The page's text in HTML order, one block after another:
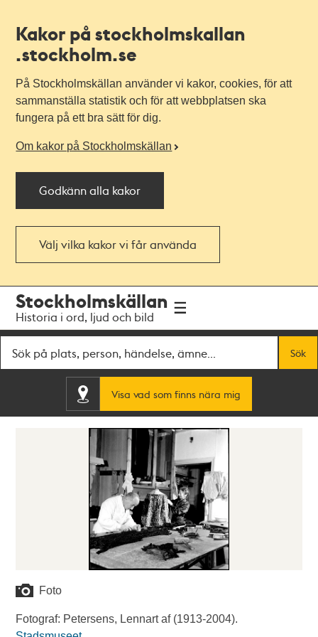
Kakor på stockholmskallan
.stockholm.se
På Stockholmskällan använder vi kakor, cookies, för att
sammanställa statistik och för att webbplatsen ska
fungera på ett bra sätt för dig.
Om kakor på Stockholmskällan
Godkänn alla kakor
Välj vilka kakor vi får använda
navigationen
huvudinnehållet
Stockholmskällan
Historia i ord, ljud och bild
Sök
Visa vad som finns nära mig
Foto
Fotograf: Petersens, Lennart af (1913-2004).